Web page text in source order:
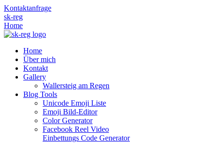
Kontaktanfrage
sk-reg
Home
Home
Über mich
Kontakt
Gallery
Wallersteig am Regen
Blog Tools
Unicode Emoji Liste
Emoji Bild‑Editor
Color Generator
Facebook Reel Video
Einbettungs Code Generator